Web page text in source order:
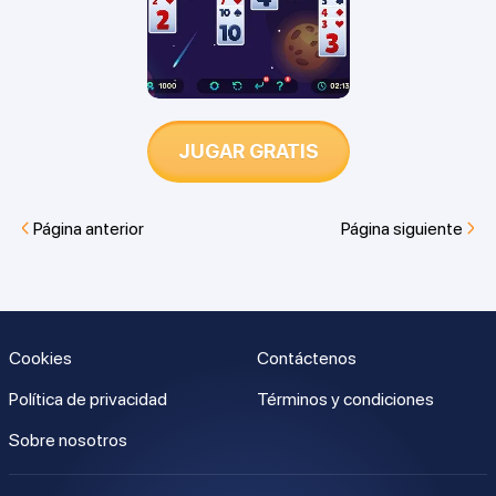
JUGAR GRATIS
Página anterior Página siguiente
Cookies
Política de privacidad
Sobre nosotros
Contáctenos
Términos y condiciones